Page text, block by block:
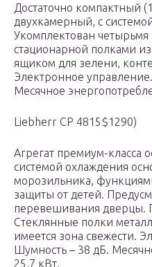
Достаточно компактный
двухкамерный, с
Укомплектован
стационарной полками из
ящиком для зелени,
Электронное
Месячное
Liebherr CP 4815$1290)
Агрегат премиум-класса
системой охлаждения
морозильника,
защиты от детей.
перевешивания дверцы.
Стеклянные полки
имеется зона свежести.
Шумность – 38 дБ.
25,7 кВт.